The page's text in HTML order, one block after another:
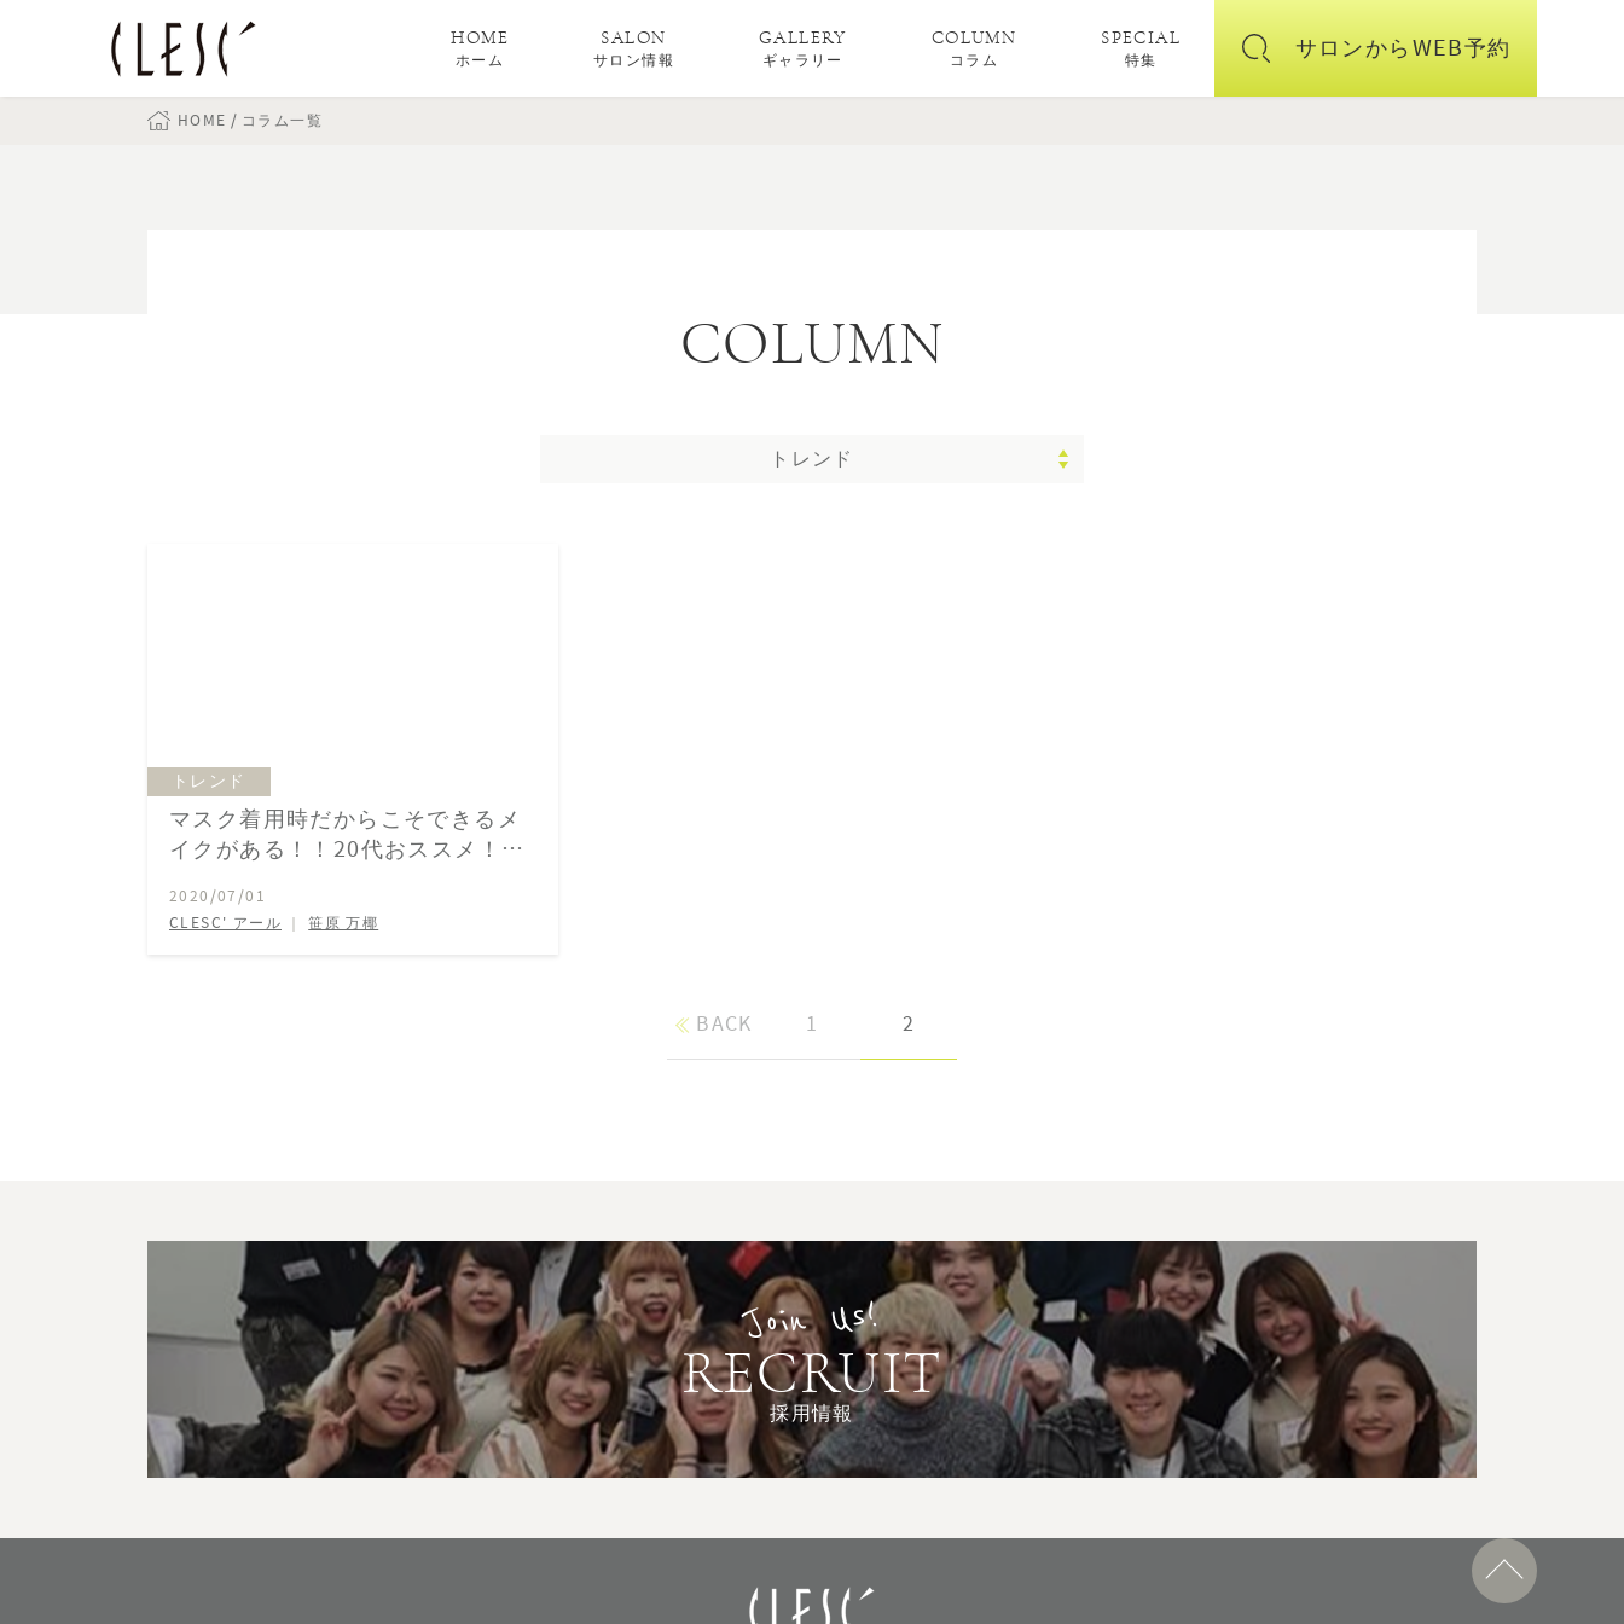
HOME
ホーム
SALON
サロン情報
GALLERY
ギャラリー
COLUMN
コラム
SPECIAL
特集 サロンからWEB予約
HOME コラム一覧
COLUMN
トレンド
トレンド
マスク着用時だからこそできるメ
イクがある！！20代おススメ！マ
2020/07/01
CLESC' アール ｜笹原 万椰
BACK 1 2
Join Us!
RECRUIT
採用情報